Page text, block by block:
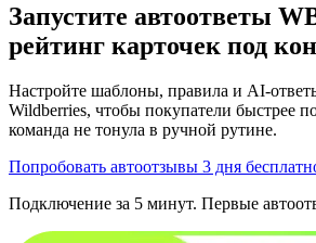
Запустите автоответы
рейтинг карточек под
Настройте шаблоны, правила и AI-
Wildberries, чтобы покупатели быстрее
команда не тонула в ручной рутине.
Попробовать автоотзывы 3 дня
Подключение за 5 минут. Первые